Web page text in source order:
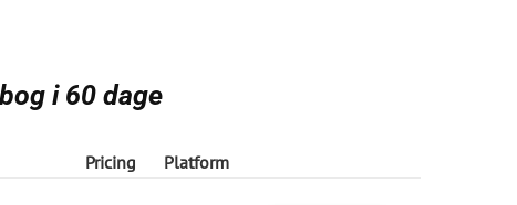
i 60 dage
Pricing Platform